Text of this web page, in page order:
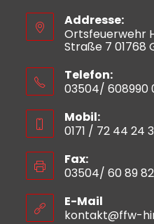
Addresse:
Ortsfeuerwehr
Straße 7 01768
Telefon:
03504/ 608990
Mobil:
0171 / 72 44 24 3
Fax:
03504/ 60 89
E-Mail
kontakt@ffw-